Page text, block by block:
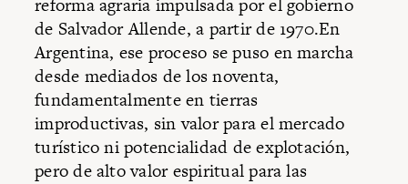
de Salvador Allende, a partir de 1970.En
Argentina, ese proceso se puso en marcha
desde mediados de los noventa,
fundamentalmente en tierras
improductivas, sin valor para el mercado
turístico ni potencialidad de explotación,
pero de alto valor espiritual para las